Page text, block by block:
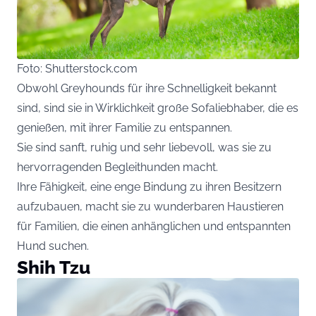
Foto: Shutterstock.com
Obwohl Greyhounds für ihre Schnelligkeit bekannt
sind, sind sie in Wirklichkeit große Sofaliebhaber, die es
genießen, mit ihrer Familie zu entspannen.
Sie sind sanft, ruhig und sehr liebevoll, was sie zu
hervorragenden Begleithunden macht.
Ihre Fähigkeit, eine enge Bindung zu ihren Besitzern
aufzubauen, macht sie zu wunderbaren Haustieren
für Familien, die einen anhänglichen und entspannten
Hund suchen.
Shih Tzu